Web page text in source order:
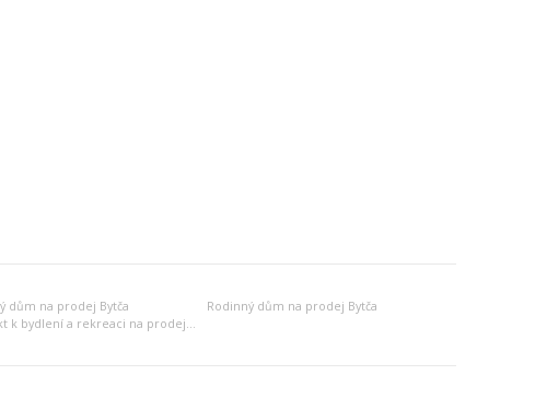
dům na prodej Bytča
Rodinný dům na prodej Bytča
Jiný objekt k bydlení a rekreaci na prodej Bytča